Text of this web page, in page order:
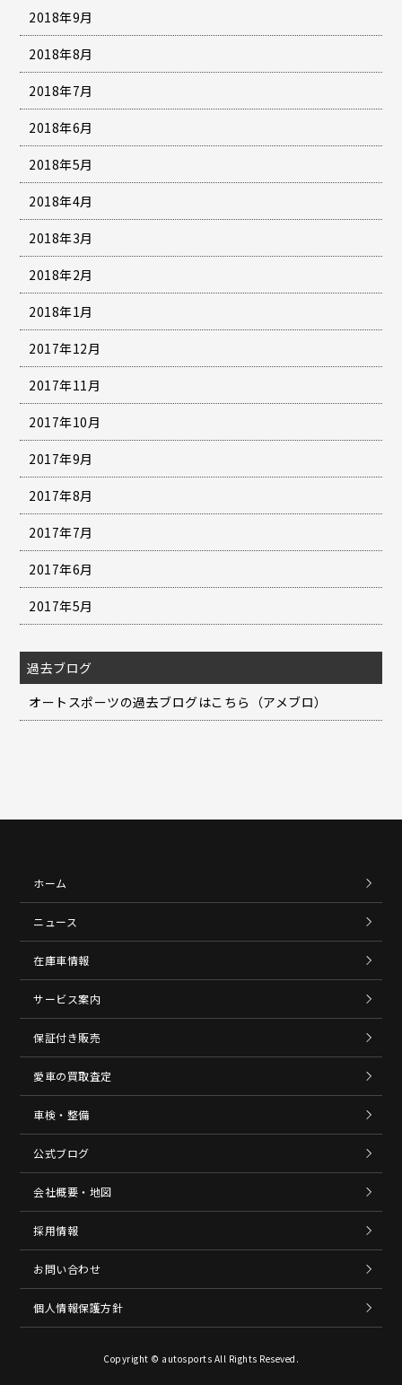
2018年9月
2018年8月
2018年7月
2018年6月
2018年5月
2018年4月
2018年3月
2018年2月
2018年1月
2017年12月
2017年11月
2017年10月
2017年9月
2017年8月
2017年7月
2017年6月
2017年5月
過去ブログ
オートスポーツの過去ブログはこちら（アメブロ）
ホーム
ニュース
在庫車情報
サービス案内
保証付き販売
愛車の買取査定
車検・整備
公式ブログ
会社概要・地図
採用情報
お問い合わせ
個人情報保護方針
Copyright © autosports All Rights Reseved.